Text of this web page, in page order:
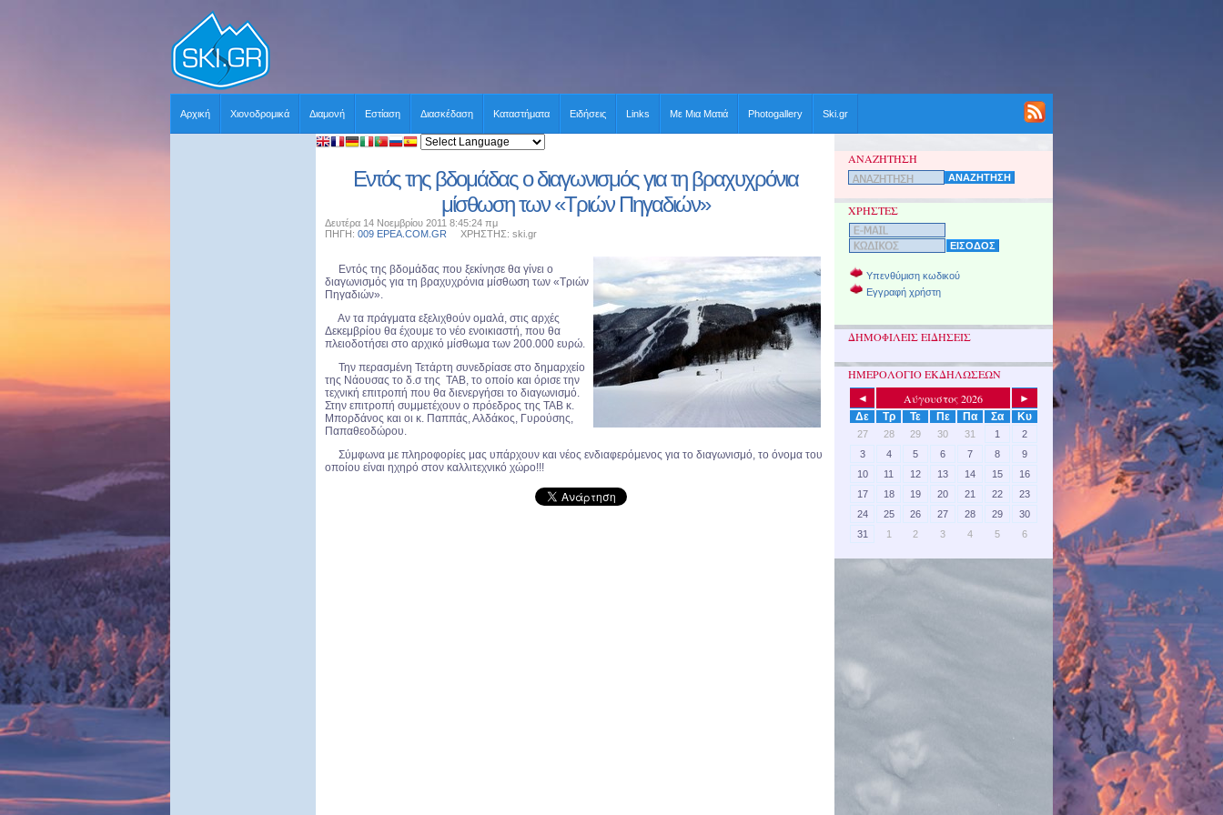
Αρχική Χιονοδρομικά Διαμονή Εστίαση Διασκέδαση Καταστήματα Ειδήσεις Links Με Μια Ματιά Photogallery Ski.gr
Eντός της βδομάδας ο διαγωνισμός για τη βραχυχρόνια
μίσθωση των «Τριών Πηγαδιών»
Δευτέρα 14 Νοεμβρίου 2011 8:45:24 πμ
ΠΗΓΗ: 009 EPEA.COM.GR ΧΡΗΣΤΗΣ: ski.gr
Εντός της βδομάδας που ξεκίνησε θα γίνει ο
διαγωνισμός για τη βραχυχρόνια μίσθωση των «Τριών
Πηγαδιών».
Αν τα πράγματα εξελιχθούν ομαλά, στις αρχές
Δεκεμβρίου θα έχουμε το νέο ενοικιαστή, που θα
πλειοδοτήσει στο αρχικό μίσθωμα των 200.000 ευρώ.
Την περασμένη Τετάρτη συνεδρίασε στο δημαρχείο
της Νάουσας το δ.σ της ΤΑΒ, το οποίο και όρισε την
τεχνική επιτροπή που θα διενεργήσει το διαγωνισμό.
Στην επιτροπή συμμετέχουν ο πρόεδρος της ΤΑΒ κ.
Μπορδάνος και οι κ. Παππάς, Αλδάκος, Γυρούσης,
Παπαθεοδώρου.
Σύμφωνα με πληροφορίες μας υπάρχουν και νέος ενδιαφερόμενος για το διαγωνισμό, το όνομα του
οποίου είναι ηχηρό στον καλλιτεχνικό χώρο!!!
ΑΝΑΖΗΤΗΣΗ
ΧΡΗΣΤΕΣ
Υπενθύμιση κωδικού
Εγγραφή χρήστη
ΔΗΜΟΦΙΛΕΙΣ ΕΙΔΗΣΕΙΣ
ΗΜΕΡΟΛΟΓΙΟ ΕΚΔΗΛΩΣΕΩΝ
◄ Αύγουστος 2026
►
Δε
Τρ Τε Πε Πα Σα Κυ
27 28 29 30 31 1
2
3
4 5 6 7 8
9
10
11 12 13 14 15
16
17
18 19 20 21 22
23
24
25 26 27 28 29
30
31
1 2 3 4 5 6